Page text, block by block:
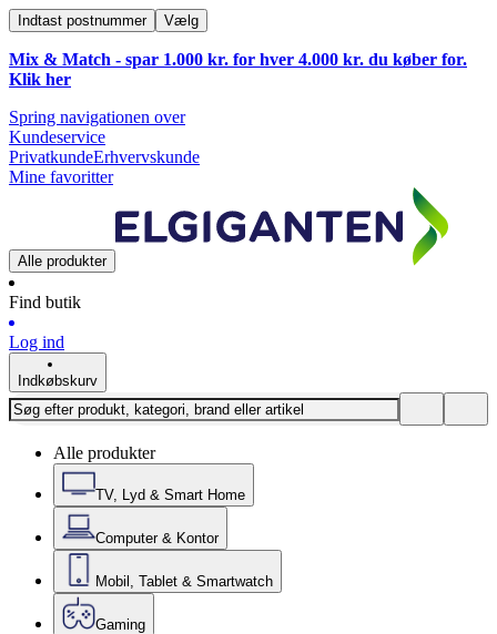
Indtast postnummer Vælg
Mix & Match - spar 1.000 kr. for hver 4.000 kr. du køber for.
Klik her
Spring navigationen over
Kundeservice
PrivatkundeErhvervskunde
Mine favoritter
Alle produkter
Find butik
Log ind
Indkøbskurv
Alle produkter
TV, Lyd & Smart Home
Computer & Kontor
Mobil, Tablet & Smartwatch
Gaming